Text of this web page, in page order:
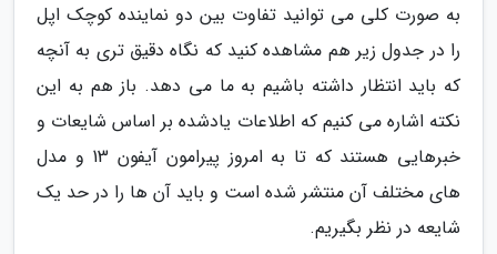
به صورت کلی می توانید تفاوت بین دو نماینده کوچک اپل
را در جدول زیر هم مشاهده کنید که نگاه دقیق تری به آنچه
که باید انتظار داشته باشیم به ما می دهد. باز هم به این
نکته اشاره می کنیم که اطلاعات یادشده بر اساس شایعات و
خبرهایی هستند که تا به امروز پیرامون آیفون 13 و مدل
های مختلف آن منتشر شده است و باید آن ها را در حد یک
شایعه در نظر بگیریم.